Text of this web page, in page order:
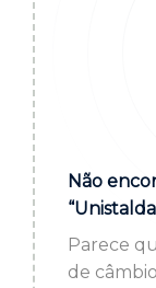
Acesse sua conta:
BROKER DE
ou cadastre-se se
Não
Parece
de